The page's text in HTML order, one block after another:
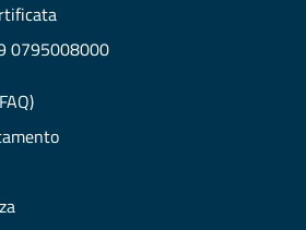
0795008000